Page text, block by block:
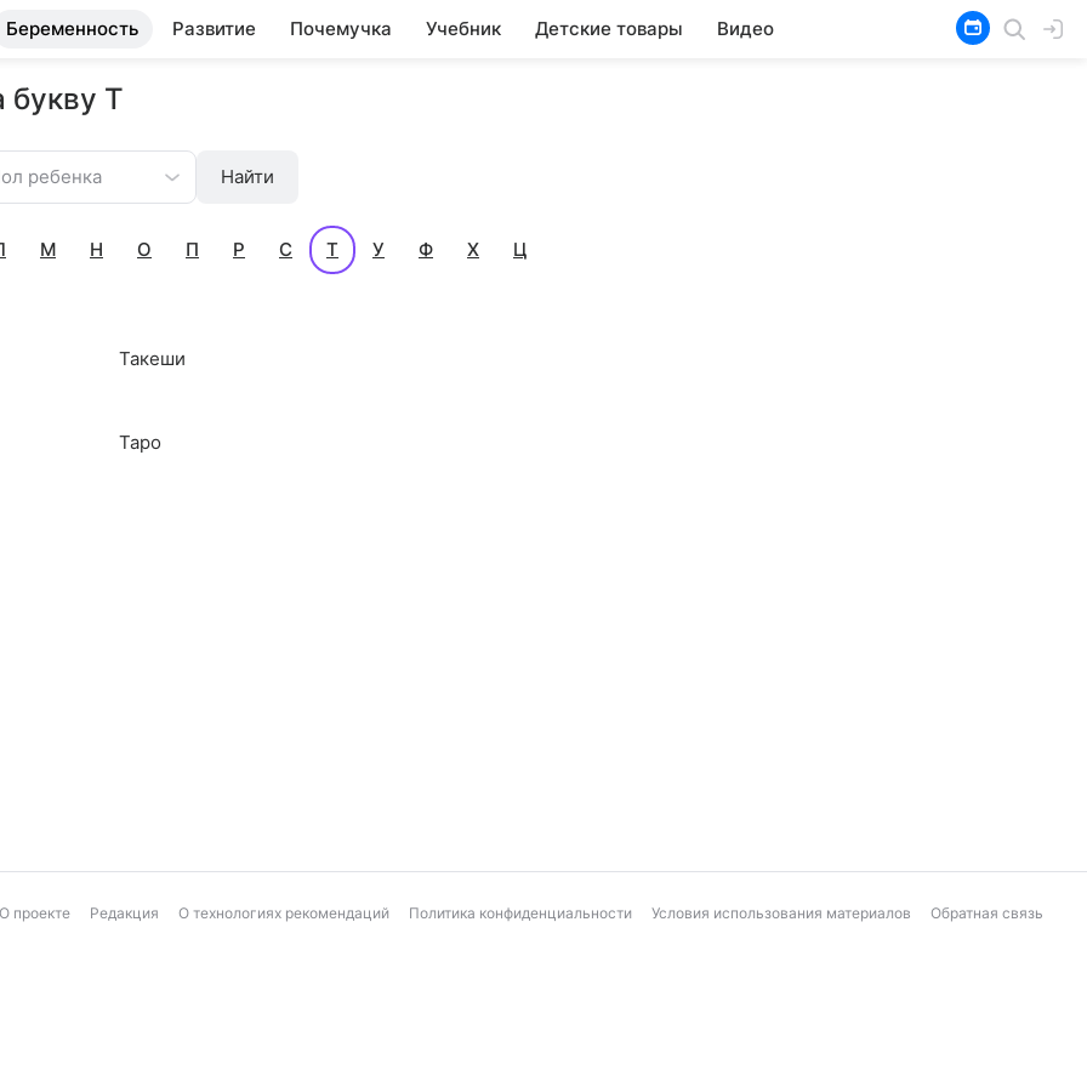
Беременность Развитие Почемучка Учебник Детские товары Видео
букву Т
ребенка Найти
М Н О П Р С Т У Ф Х Ц
Такеши
Таро
О проекте Редакция О технологиях рекомендаций Политика конфиденциальности Условия использования материалов Обратная связь